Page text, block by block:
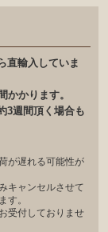
直輸入していま
かかります。
3週間頂く場合も
が遅れる可能性が
キャンセルさせて
す。
受付しておりませ